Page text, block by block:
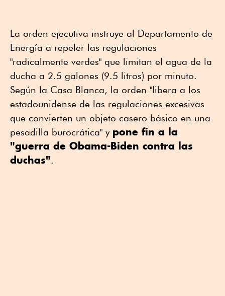
La orden ejecutiva instruye al Departamento de
Energía a repeler las regulaciones
"radicalmente verdes" que limitan el agua de la
ducha a 2.5 galones (9.5 litros) por minuto.
Según la Casa Blanca, la orden "libera a los
estadounidense de las regulaciones excesivas
que convierten un objeto casero básico en una
pesadilla burocrática" y pone fin a la
"guerra de Obama-Biden contra las
duchas".